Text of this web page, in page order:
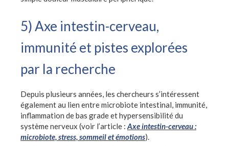
5) Axe intestin-cerveau,
immunité et pistes explorées
par la recherche
Depuis plusieurs années, les chercheurs s’intéressent
également au lien entre microbiote intestinal, immunité,
inflammation de bas grade et hypersensibilité du
système nerveux (voir l’article : Axe intestin-cerveau :
microbiote, stress, sommeil et émotions).